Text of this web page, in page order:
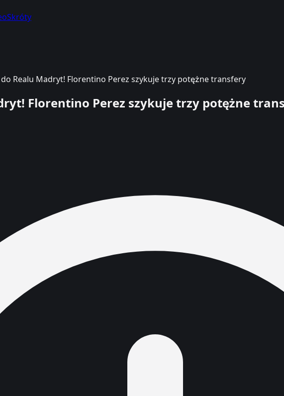
Skróty
Realu Madryt! Florentino Perez szykuje trzy potężne transfery
Florentino Perez szykuje trzy potężne